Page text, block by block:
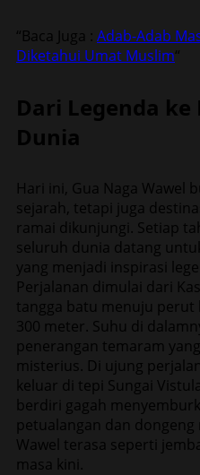
“Baca Juga : Adab-Adab
Diketahui Umat Muslim“
Dari Legenda
Dunia
Hari ini, Gua Naga Wawel
sejarah, tetapi juga
ramai dikunjungi. Setiap
seluruh dunia datang
yang menjadi inspirasi
Perjalanan dimulai dari
tangga batu menuju
300 meter. Suhu di
penerangan temaram
misterius. Di ujung
keluar di tepi Sungai
berdiri gagah
petualangan dan
Wawel terasa seperti
masa kini.